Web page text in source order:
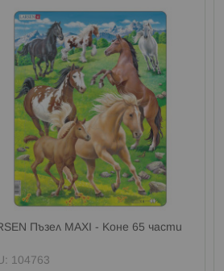
Пъзел MAXI - Коне 65 части
104763